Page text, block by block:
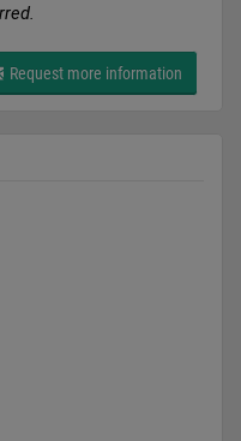
Request more information